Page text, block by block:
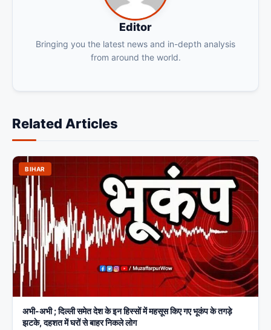
Editor
Bringing you the latest news and in-depth analysis
from around the world.
Related Articles
BIHAR
अभी-अभी ; दिल्ली समेत देश के इन हिस्सों में महसूस किए गए भूकंप के तगड़े
झटके, दहशत में घरों से बाहर निकले लोग